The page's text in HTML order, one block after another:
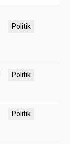
Politik
Politik
Politik